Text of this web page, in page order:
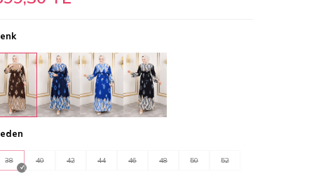
38 40 42 44 46 48 50 52